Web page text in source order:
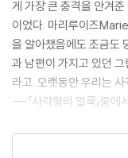
게 가장 큰 충격을 안겨
이었다. 마리루이즈
을 알아챘음에도 조금도
과 남편이 가지고 있던
라고. 오랫동안 우리는
---「사각형의 얼룩」중에
움베르토가 청소년 시절